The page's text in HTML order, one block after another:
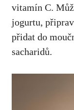
vitamín C.
⁢jogurtu,
přidat do
sacharidů.